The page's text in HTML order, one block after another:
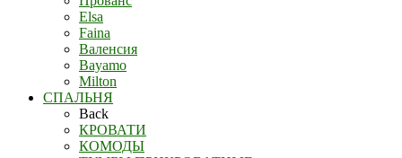
Elsa
Faina
Валенсия
Bayamo
Milton
СПАЛЬНЯ
Back
КРОВАТИ
КОМОДЫ